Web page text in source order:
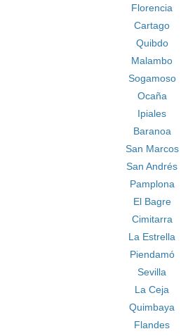
Florencia
Cartago
Quibdo
Malambo
Sogamoso
Ocaña
Ipiales
Baranoa
San Marcos
San Andrés
Pamplona
El Bagre
Cimitarra
La Estrella
Piendamó
Sevilla
La Ceja
Quimbaya
Flandes